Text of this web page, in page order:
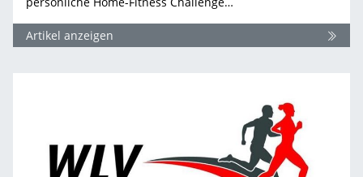
Artikel anzeigen